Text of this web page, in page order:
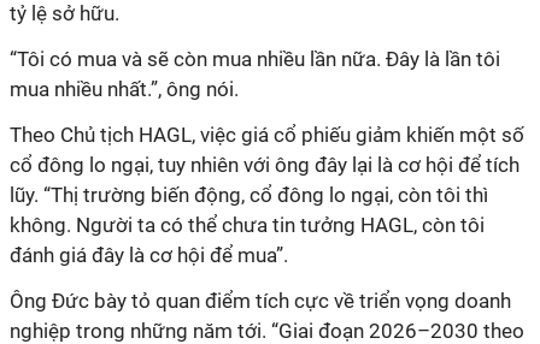
tỷ lệ sở hữu.
“Tôi có mua và sẽ còn mua nhiều lần nữa. Đây là lần tôi
mua nhiều nhất.”, ông nói.
Theo Chủ tịch HAGL, việc giá cổ phiếu giảm khiến một số
cổ đông lo ngại, tuy nhiên với ông đây lại là cơ hội để tích
lũy. “Thị trường biến động, cổ đông lo ngại, còn tôi thì
không. Người ta có thể chưa tin tưởng HAGL, còn tôi
đánh giá đây là cơ hội để mua”.
Ông Đức bày tỏ quan điểm tích cực về triển vọng doanh
nghiệp trong những năm tới. “Giai đoạn 2026–2030 theo